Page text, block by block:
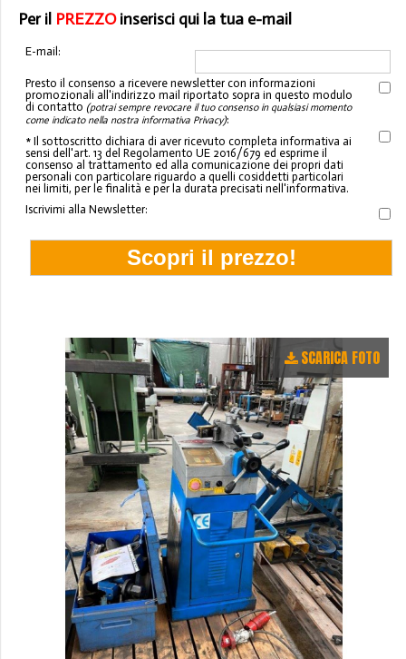
Per il PREZZOinserisci qui la tua e-mail
E-mail:
Presto il consenso a ricevere newsletter con informazioni
promozionali all'indirizzo mail riportato sopra in questo modulo
di contatto (potrai sempre revocare il tuo consenso in qualsiasi momento
come indicato nella nostra informativa Privacy):
* Il sottoscritto dichiara di aver ricevuto completa informativa ai
sensi dell'art. 13 del Regolamento UE 2016/679 ed esprime il
consenso al trattamento ed alla comunicazione dei propri dati
personali con particolare riguardo a quelli cosiddetti particolari
nei limiti, per le finalità e per la durata precisati nell'informativa.
Iscrivimi alla Newsletter:
SCARICA FOTO